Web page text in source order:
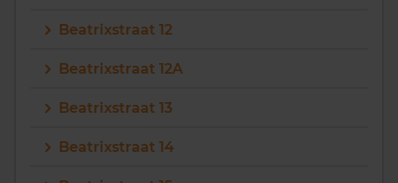
Maandag t/m vrijdag - 08:00 -18:00
Beatrixstraat 12
Beatrixstraat 12A
Beatrixstraat 13
Beatrixstraat 14